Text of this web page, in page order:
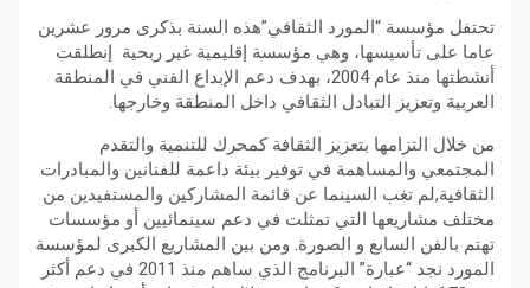
تحتفل مؤسسة “المورد الثقافي”هذه السنة بذكرى مرور عشرين
عاما على تأسيسها، وهي مؤسسة إقليمية غير ربحية إنطلقت
أنشطتها منذ عام 2004، بهدف دعم الإبداع الفني في المنطقة
العربية وتعزيز التبادل الثقافي داخل المنطقة وخارجها.
من خلال التزامها بتعزيز الثقافة كمحرك للتنمية والتقدم
المجتمعي والمساهمة في توفير بيئة داعمة للفنانين والمبادرات
الثقافية,لم تغب السينما عن قائمة المشاركين والمستفيدين من
مختلف مشاريعها التي تمثلت في دعم سينمائيين أو مؤسسات
تهتم بالفن السابع و الصورة. ومن بين المشاريع الكبرى لمؤسسة
المورد نجد “عبارة” البرنامج الذي ساهم منذ 2011 في دعم أكثر